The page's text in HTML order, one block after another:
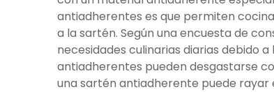
antiadherentes es que permiten
a la sartén. Según una encuesta de
necesidades culinarias diarias debido
antiadherentes pueden desgastarse
una sartén antiadherente puede rayar